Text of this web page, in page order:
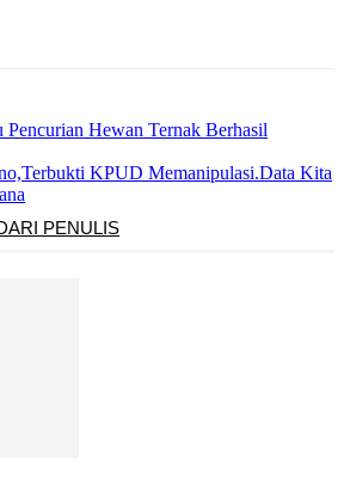
Pencurian Hewan Ternak Berhasil
KPUD Memanipulasi.Data Kita
PENULIS